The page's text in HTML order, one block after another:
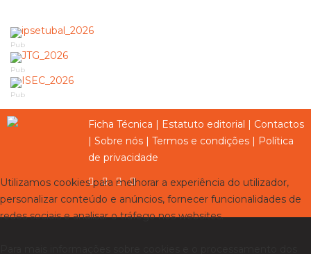
Pub
Pub
Pub
Ficha Técnica | Estatuto editorial | Contactos
| Sobre nós | Termos e condições | Política
de privacidade
Utilizamos cookies para melhorar a experiência do utilizador,
personalizar conteúdo e anúncios, fornecer funcionalidades de
redes sociais e analisar o tráfego nos websites.